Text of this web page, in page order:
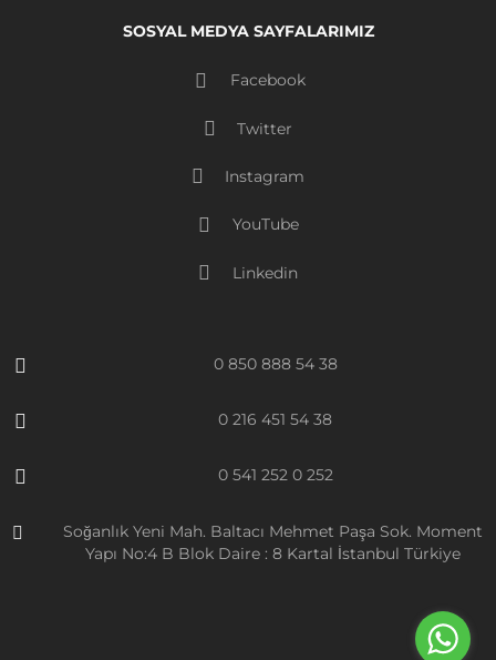
SOSYAL MEDYA SAYFALARIMIZ
Facebook
Twitter
Instagram
YouTube
Linkedin
0 850 888 54 38
0 216 451 54 38
0 541 252 0 252
Soğanlık Yeni Mah. Baltacı Mehmet Paşa Sok. Moment
Yapı No:4 B Blok Daire : 8 Kartal İstanbul Türkiye